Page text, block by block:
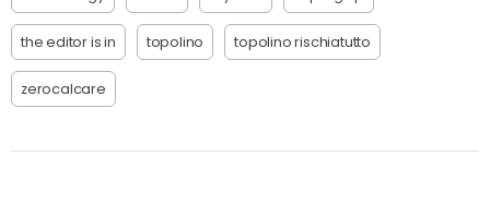
the editor is in topolino topolino rischiatutto
zerocalcare